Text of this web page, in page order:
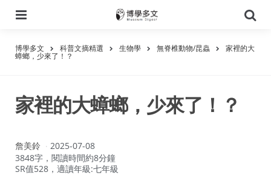
尋
博學多文 科普文摘精選 生物學 無脊椎動物/昆蟲 家裡的大
蟑螂，少來了！？
家裡的大蟑螂，少來了！？
作
者：
詹美鈴
2025-07-08
3848字，閱讀時間約8分鐘
SR值528，適讀年級:七年級